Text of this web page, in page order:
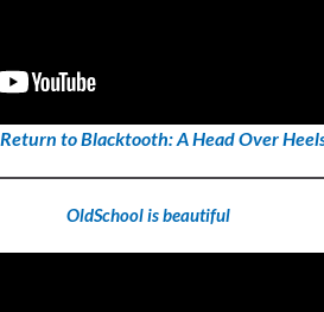
Return to Blacktooth: A Head Over
OldSchool is beautiful